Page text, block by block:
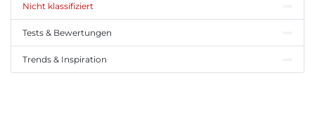
Nicht klassifiziert
Tests & Bewertungen
Trends & Inspiration